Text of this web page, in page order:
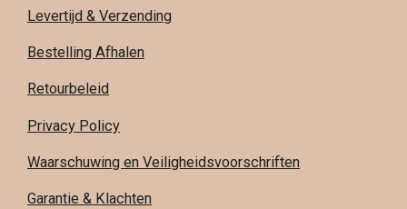
Levertijd & Verzending
Bestelling Afhalen
Retourbeleid
Privacy Policy
Waarschuwing en Veiligheidsvoorschriften
Garantie & Klachten